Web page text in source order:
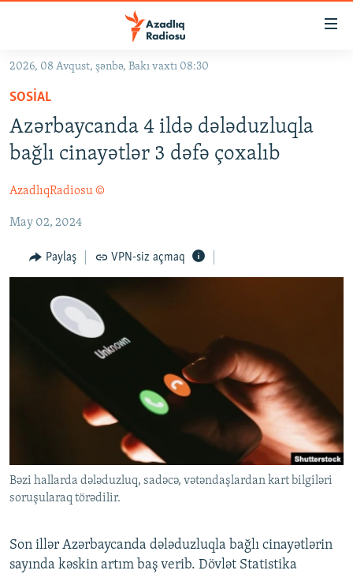
Əsas
qayıt
Əsas
naviqasiyaya
qayıt
Axtarışa
GÜNDƏM
#İZAHLA
KORRUPSIOMETR
#ƏSLINDƏ
FƏRQƏ BAX
QANUNI DOĞRU
ARAŞDIRMA
VIDEO
FOTOQALEREYA
RADIO ARXIV
AZƏRBAYCAN ƏDƏBIYYATI KITABXANASI
İSLAM VƏ DEMOKRATIYA
İZ - MƏDƏNIYYƏT PROQRAMI
HAQQIMIZDA
PEŞƏ ETIKASI VƏ JURNALISTIKA STANDARTLARIMIZ
MATERIALLARIMIZDAN ISTIFADƏ
AZADLIQRADIOSU MOBIL TELEFONUNUZDA
BIZIMLƏ ƏLAQƏ
RFE/RL-in bütün saytları
2026, 08 Avqust, şənbə, Bakı vaxtı 08:30
SOSIAL
Azərbaycanda 4 ildə dələduzluqla
bağlı cinayətlər 3 dəfə çoxalıb
AzadlıqRadiosu ©
May 02, 2024
Paylaş VPN-siz açmaq
Bəzi hallarda dələduzluq, sadəcə, vətəndaşlardan kart bilgiləri
soruşularaq törədilir.
Son illər Azərbaycanda dələduzluqla bağlı cinayətlərin
sayında kəskin artım baş verib. Dövlət Statistika